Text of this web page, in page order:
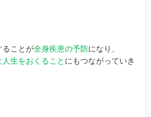
ることが全身疾患の予防になり、
人生をおくること にもつながっていき